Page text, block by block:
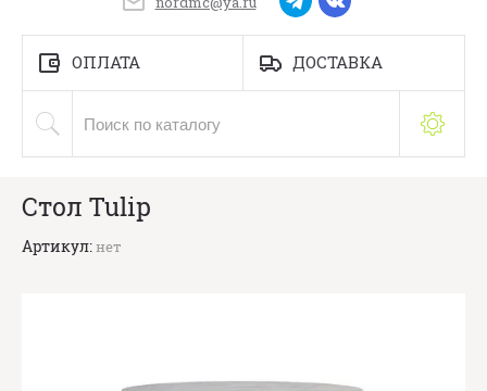
ОПЛАТА ДОСТАВКА
Стол Tulip
Артикул:нет